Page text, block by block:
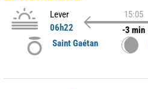
Lever
06h22
15:05
-3 min
Saint Gaétan